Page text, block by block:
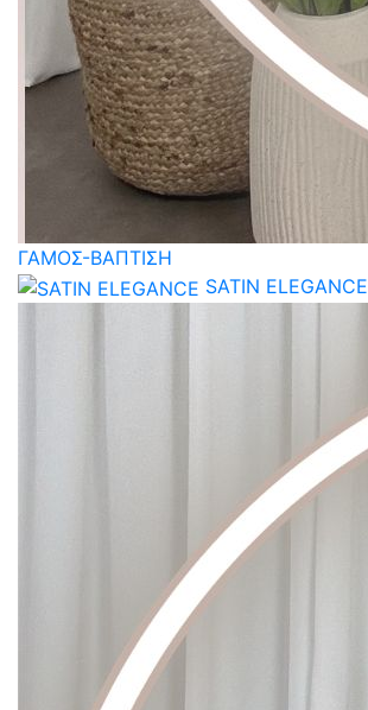
ΓΑΜΟΣ-ΒΑΠΤΙΣΗ
SATIN ELEGANCE